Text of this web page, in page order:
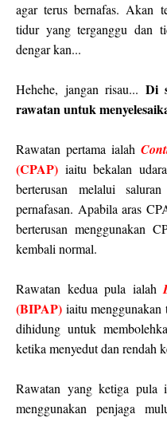
agar terus bernafas. Akan
tidur yang terganggu dan
dengar kan...
Hehehe, jangan risau... Di
rawatan untuk
Rawatan pertama ialah
(CPAP) iaitu bekalan
berterusan melalui
pernafasan. Apabila aras
berterusan menggunakan
kembali normal.
Rawatan kedua pula ialah
(BIPAP) iaitu menggunakan
dihidung untuk
ketika menyedut dan rendah
Rawatan yang ketiga pula
menggunakan penjaga